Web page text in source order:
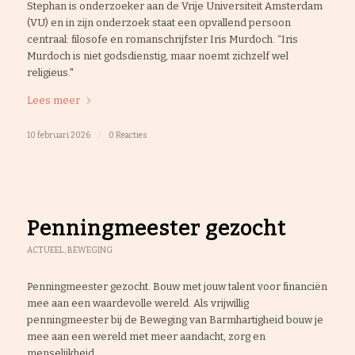
Stephan is onderzoeker aan de Vrije Universiteit Amsterdam
(VU) en in zijn onderzoek staat een opvallend persoon
centraal: filosofe en romanschrijfster Iris Murdoch. “Iris
Murdoch is niet godsdienstig, maar noemt zichzelf wel
religieus."
Lees meer
10 februari 2026 0 Reacties
Penningmeester gezocht
ACTUEEL,BEWEGING
Penningmeester gezocht. Bouw met jouw talent voor financiën
mee aan een waardevolle wereld. Als vrijwillig
penningmeester bij de Beweging van Barmhartigheid bouw je
mee aan een wereld met meer aandacht, zorg en